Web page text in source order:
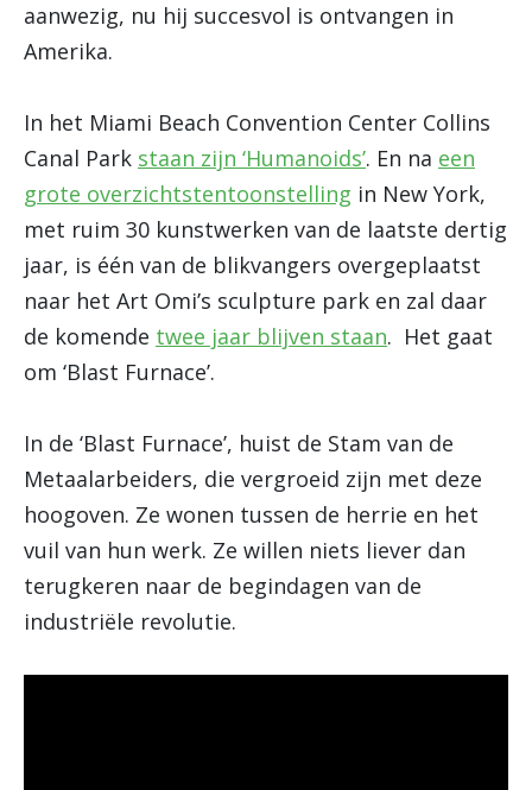
aanwezig, nu hij succesvol is ontvangen in
Amerika.
In het Miami Beach Convention Center Collins
Canal Park staan zijn ‘Humanoids’. En na een
grote overzichtstentoonstelling in New York,
met ruim 30 kunstwerken van de laatste dertig
jaar, is één van de blikvangers overgeplaatst
naar het Art Omi’s sculpture park en zal daar
de komende twee jaar blijven staan. Het gaat
om ‘Blast Furnace’.
In de ‘Blast Furnace’, huist de Stam van de
Metaalarbeiders, die vergroeid zijn met deze
hoogoven. Ze wonen tussen de herrie en het
vuil van hun werk. Ze willen niets liever dan
terugkeren naar de begindagen van de
industriële revolutie.